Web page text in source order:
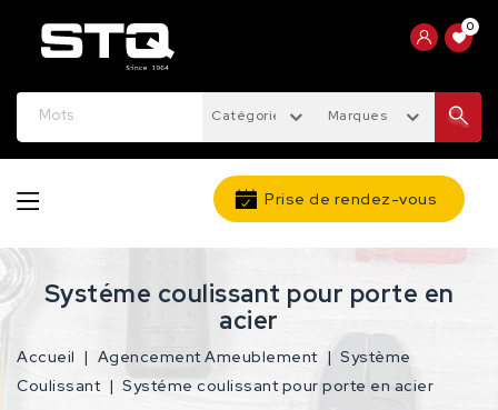
0
Catégories Marques
Prise de rendez-vous
Systéme coulissant pour porte en
acier
Accueil Agencement Ameublement
Système
Coulissant
Systéme coulissant pour porte en acier